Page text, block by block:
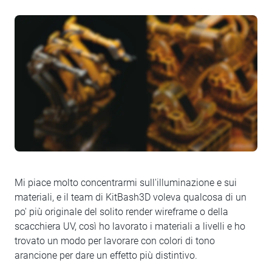
Mi piace molto concentrarmi sull'illuminazione e sui
materiali, e il team di KitBash3D voleva qualcosa di un
po' più originale del solito render wireframe o della
scacchiera UV, così ho lavorato i materiali a livelli e ho
trovato un modo per lavorare con colori di tono
arancione per dare un effetto più distintivo.